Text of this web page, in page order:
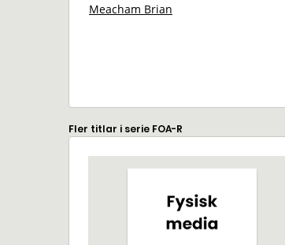
Meacham Brian
Fler titlar i serie FOA-R